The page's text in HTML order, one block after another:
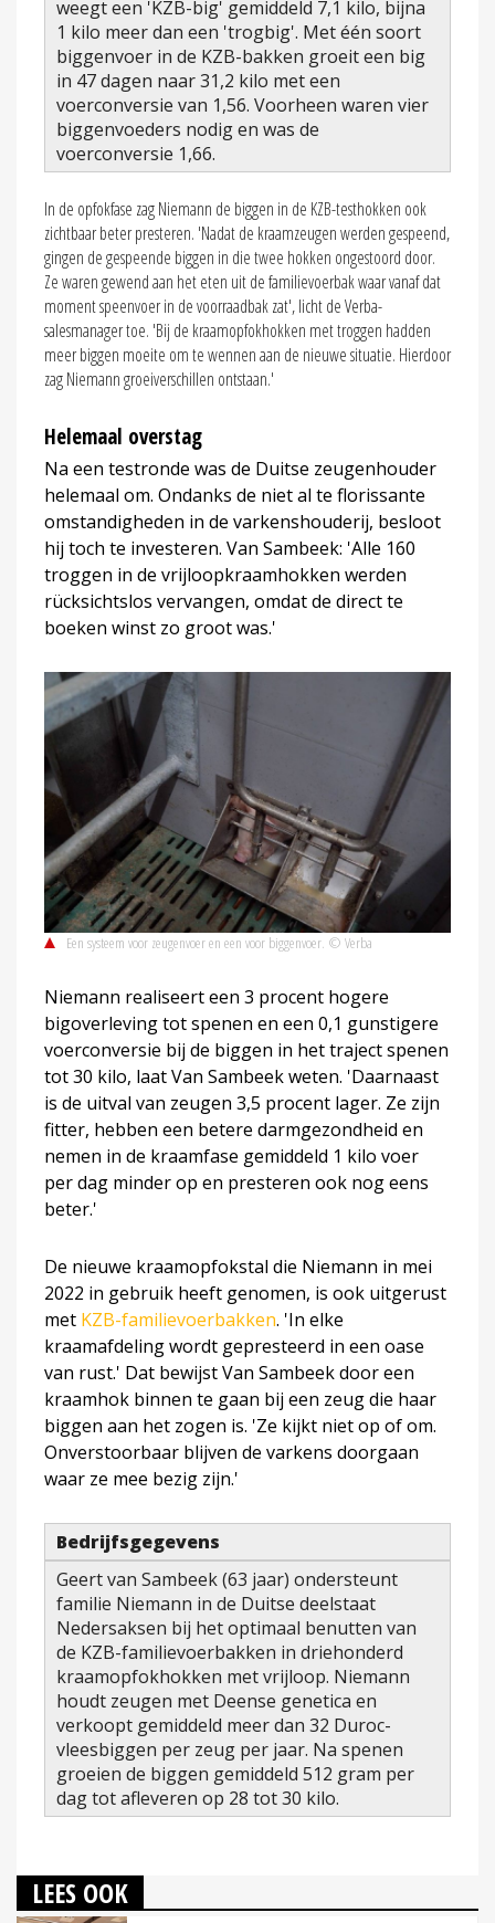
weegt een 'KZB-big' gemiddeld 7,1 kilo, bijna
1 kilo meer dan een 'trogbig'. Met één soort
biggenvoer in de KZB-bakken groeit een big
in 47 dagen naar 31,2 kilo met een
voerconversie van 1,56. Voorheen waren vier
biggenvoeders nodig en was de
voerconversie 1,66.
In de opfokfase zag Niemann de biggen in de KZB-testhokken ook
zichtbaar beter presteren. 'Nadat de kraamzeugen werden gespeend,
gingen de gespeende biggen in die twee hokken ongestoord door.
Ze waren gewend aan het eten uit de familievoerbak waar vanaf dat
moment speenvoer in de voorraadbak zat', licht de Verba-
salesmanager toe. 'Bij de kraamopfokhokken met troggen hadden
meer biggen moeite om te wennen aan de nieuwe situatie. Hierdoor
zag Niemann groeiverschillen ontstaan.'
Helemaal overstag
Na een testronde was de Duitse zeugenhouder
helemaal om. Ondanks de niet al te florissante
omstandigheden in de varkenshouderij, besloot
hij toch te investeren. Van Sambeek: 'Alle 160
troggen in de vrijloopkraamhokken werden
rücksichtslos vervangen, omdat de direct te
boeken winst zo groot was.'
Een systeem voor zeugenvoer en een voor biggenvoer. © Verba
Niemann realiseert een 3 procent hogere
bigoverleving tot spenen en een 0,1 gunstigere
voerconversie bij de biggen in het traject spenen
tot 30 kilo, laat Van Sambeek weten. 'Daarnaast
is de uitval van zeugen 3,5 procent lager. Ze zijn
fitter, hebben een betere darmgezondheid en
nemen in de kraamfase gemiddeld 1 kilo voer
per dag minder op en presteren ook nog eens
beter.'
De nieuwe kraamopfokstal die Niemann in mei
2022 in gebruik heeft genomen, is ook uitgerust
met KZB-familievoerbakken. 'In elke
kraamafdeling wordt gepresteerd in een oase
van rust.' Dat bewijst Van Sambeek door een
kraamhok binnen te gaan bij een zeug die haar
biggen aan het zogen is. 'Ze kijkt niet op of om.
Onverstoorbaar blijven de varkens doorgaan
waar ze mee bezig zijn.'
Bedrijfsgegevens
Geert van Sambeek (63 jaar) ondersteunt
familie Niemann in de Duitse deelstaat
Nedersaksen bij het optimaal benutten van
de KZB-familievoerbakken in driehonderd
kraamopfokhokken met vrijloop. Niemann
houdt zeugen met Deense genetica en
verkoopt gemiddeld meer dan 32 Duroc-
vleesbiggen per zeug per jaar. Na spenen
groeien de biggen gemiddeld 512 gram per
dag tot afleveren op 28 tot 30 kilo.
LEES OOK